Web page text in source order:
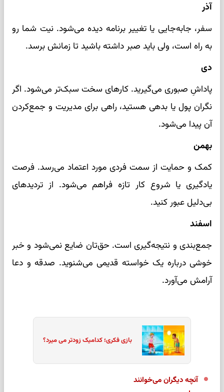
آذر
سفر، جابه‌جایی یا تغییر برنامه دیده می‌شود. نیت شما رو
به راه است، ولی باید صبر داشته باشید تا زمانش برسد.
دی
پاداشِ صبوری می‌گیرید. کارهای سخت سبک‌تر می‌شود. اگر
نگران پول یا بدهی هستید، راهی برای مدیریت و جمع‌کردن
آن پیدا می‌شود.
بهمن
کمک و حمایت از سمت فردی مورد اعتماد می‌رسد. فرصت
یادگیری یا شروع کار تازه فراهم می‌شود. از تردیدهای
بی‌دلیل عبور کنید.
اسفند
جمع‌بندی و نتیجه‌گیری است. حق‌تان ضایع نمی‌شود و خبر
خوشی درباره یک خواسته قدیمی می‌شنوید. صدقه و دعا
آرامش می‌آورد.
بازی فکری؛ کدامیک زودتر می میرد؟
آنچه دیگران می‌خوانند